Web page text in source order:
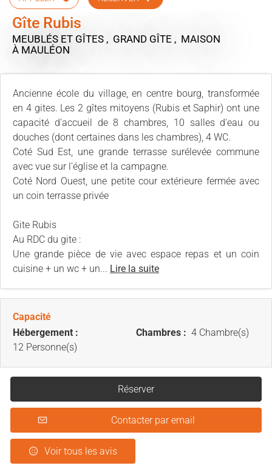
Gîte Rubis
MEUBLÉS ET GÎTES , GRAND GÎTE , MAISON
À MAULÉON
Ancienne école du village, en centre bourg, transformée
en 4 gites. Les 2 gîtes mitoyens (Rubis et Saphir) ont une
capacité d'accueil de 8 chambres, 10 salles d'eau ou
douches (dont certaines dans les chambres), 4 WC.
Coté Sud Est, une grande terrasse surélevée commune
avec vue sur l'église et la campagne.
Coté Nord Ouest, une petite cour extérieure fermée avec
un coin terrasse privée
Gite Rubis
Au RDC du gite :
Une grande pièce de vie avec espace repas et un coin
cuisine + un wc + un... Lire la suite
Capacité
Hébergement :
12 Personne(s)
Chambres : 4 Chambre(s)
Réserver
Contacter par email
Voir tous les avis